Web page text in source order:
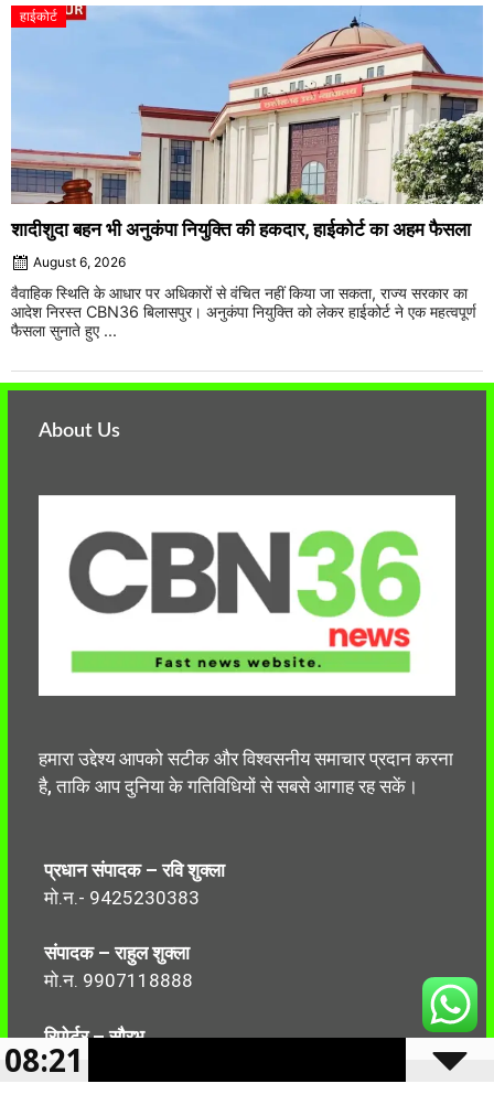
हाईकोर्ट
शादीशुदा बहन भी अनुकंपा नियुक्ति की हकदार, हाईकोर्ट का अहम फैसला
August 6, 2026
वैवाहिक स्थिति के आधार पर अधिकारों से वंचित नहीं किया जा सकता, राज्य सरकार का
आदेश निरस्त CBN36 बिलासपुर। अनुकंपा नियुक्ति को लेकर हाईकोर्ट ने एक महत्वपूर्ण
फैसला सुनाते हुए ...
About Us
हमारा उद्देश्य आपको सटीक और विश्वसनीय समाचार प्रदान करना
है, ताकि आप दुनिया के गतिविधियों से सबसे आगाह रह सकें।
प्रधान संपादक – रवि शुक्ला
मो.न.- 9425230383
संपादक – राहुल शुक्ला
मो.न. 9907118888
रिपोर्टर – सौरभ
मो.न.-7499999906
08:21